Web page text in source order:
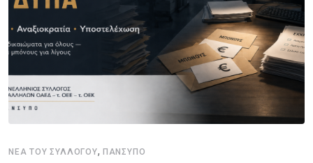
ΝΈΑ ΤΟΥ ΣΥΛΛΌΓΟΥ, ΠΑΝΣΥΠΟ